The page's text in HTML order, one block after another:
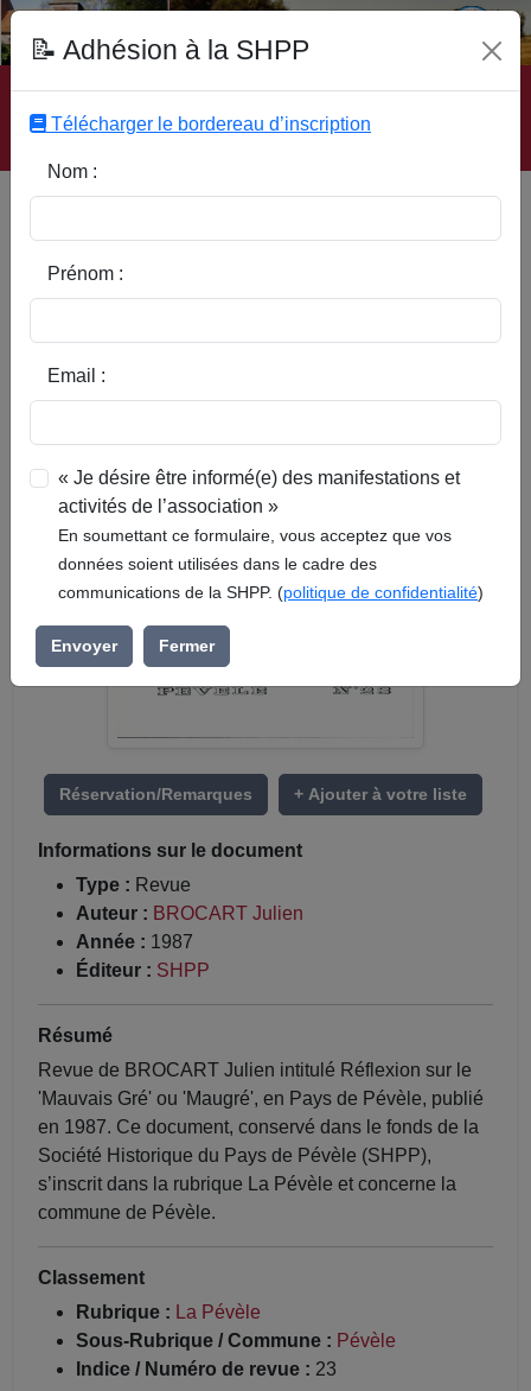
Accueil | Site SHPP | Auteurs | Editeurs | Rubriques |
Sous-Rubriques | Mots-Clefs | Contact
ou 'Maugré', en Pays de Pévèle
Réservation/Remarques + Ajouter à votre liste
Informations sur le document
Type : Revue
Auteur : BROCART Julien
Année : 1987
Éditeur : SHPP
Résumé
Revue de BROCART Julien intitulé Réflexion sur le
'Mauvais Gré' ou 'Maugré', en Pays de Pévèle, publié
en 1987. Ce document, conservé dans le fonds de la
Société Historique du Pays de Pévèle (SHPP),
s’inscrit dans la rubrique La Pévèle et concerne la
commune de Pévèle.
Classement
Rubrique : La Pévèle
Sous-Rubrique / Commune : Pévèle
Indice / Numéro de revue : 23
📝 Adhésion à la SHPP
Télécharger le bordereau d’inscription
Nom :
Prénom :
Email :
« Je désire être informé(e) des manifestations et
activités de l’association »
En soumettant ce formulaire, vous acceptez que vos
données soient utilisées dans le cadre des
communications de la SHPP. (politique de confidentialité)
Envoyer Fermer